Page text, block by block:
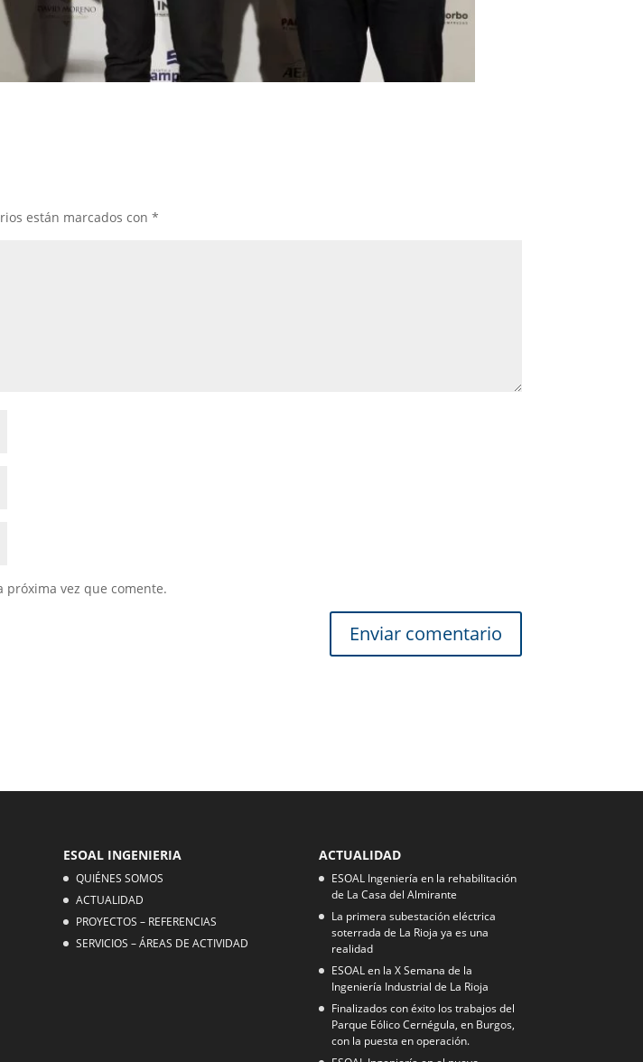
están marcados con*
próxima vez que comente.
ESOAL INGENIERIA
QUIÉNES SOMOS
ACTUALIDAD
PROYECTOS – REFERENCIAS
SERVICIOS – ÁREAS DE ACTIVIDAD
ACTUALIDAD
ESOAL Ingeniería en la rehabilitación
de La Casa del Almirante
La primera subestación eléctrica
soterrada de La Rioja ya es una
realidad
ESOAL en la X Semana de la
Ingeniería Industrial de La Rioja
Finalizados con éxito los trabajos del
Parque Eólico Cernégula, en Burgos,
con la puesta en operación.